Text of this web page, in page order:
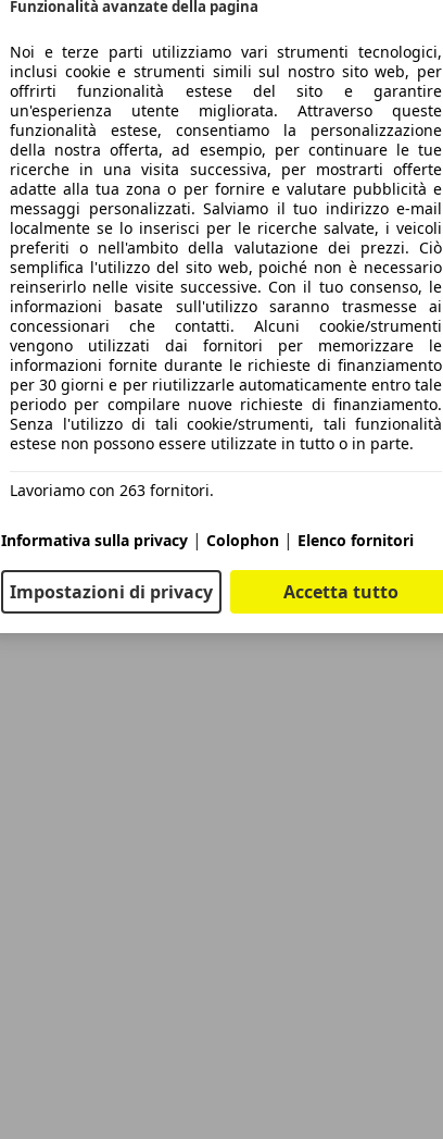
Funzionalità avanzate della pagina
Noi e terze parti utilizziamo vari strumenti tecnologici,
inclusi cookie e strumenti simili sul nostro sito web, per
offrirti funzionalità estese del sito e garantire
un'esperienza utente migliorata. Attraverso queste
funzionalità estese, consentiamo la personalizzazione
della nostra offerta, ad esempio, per continuare le tue
ricerche in una visita successiva, per mostrarti offerte
adatte alla tua zona o per fornire e valutare pubblicità e
messaggi personalizzati. Salviamo il tuo indirizzo e-mail
localmente se lo inserisci per le ricerche salvate, i veicoli
preferiti o nell'ambito della valutazione dei prezzi. Ciò
semplifica l'utilizzo del sito web, poiché non è necessario
reinserirlo nelle visite successive. Con il tuo consenso, le
informazioni basate sull'utilizzo saranno trasmesse ai
concessionari che contatti. Alcuni cookie/strumenti
vengono utilizzati dai fornitori per memorizzare le
informazioni fornite durante le richieste di finanziamento
per 30 giorni e per riutilizzarle automaticamente entro tale
periodo per compilare nuove richieste di finanziamento.
Senza l'utilizzo di tali cookie/strumenti, tali funzionalità
estese non possono essere utilizzate in tutto o in parte.
Lavoriamo con 263 fornitori.
Informativa sulla privacy | Colophon | Elenco fornitori
Impostazioni di privacy Accetta tutto